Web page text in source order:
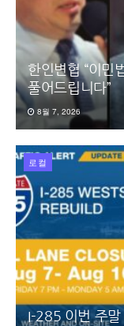
한인변협 “이민
풀어드립니다”
8월 7, 2026
로컬
I-285 이번 주